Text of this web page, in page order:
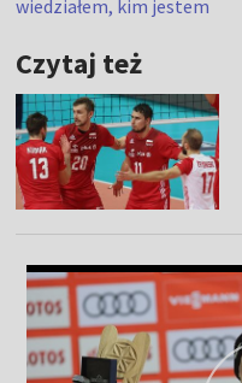
wiedziałem, kim jestem
Czytaj też